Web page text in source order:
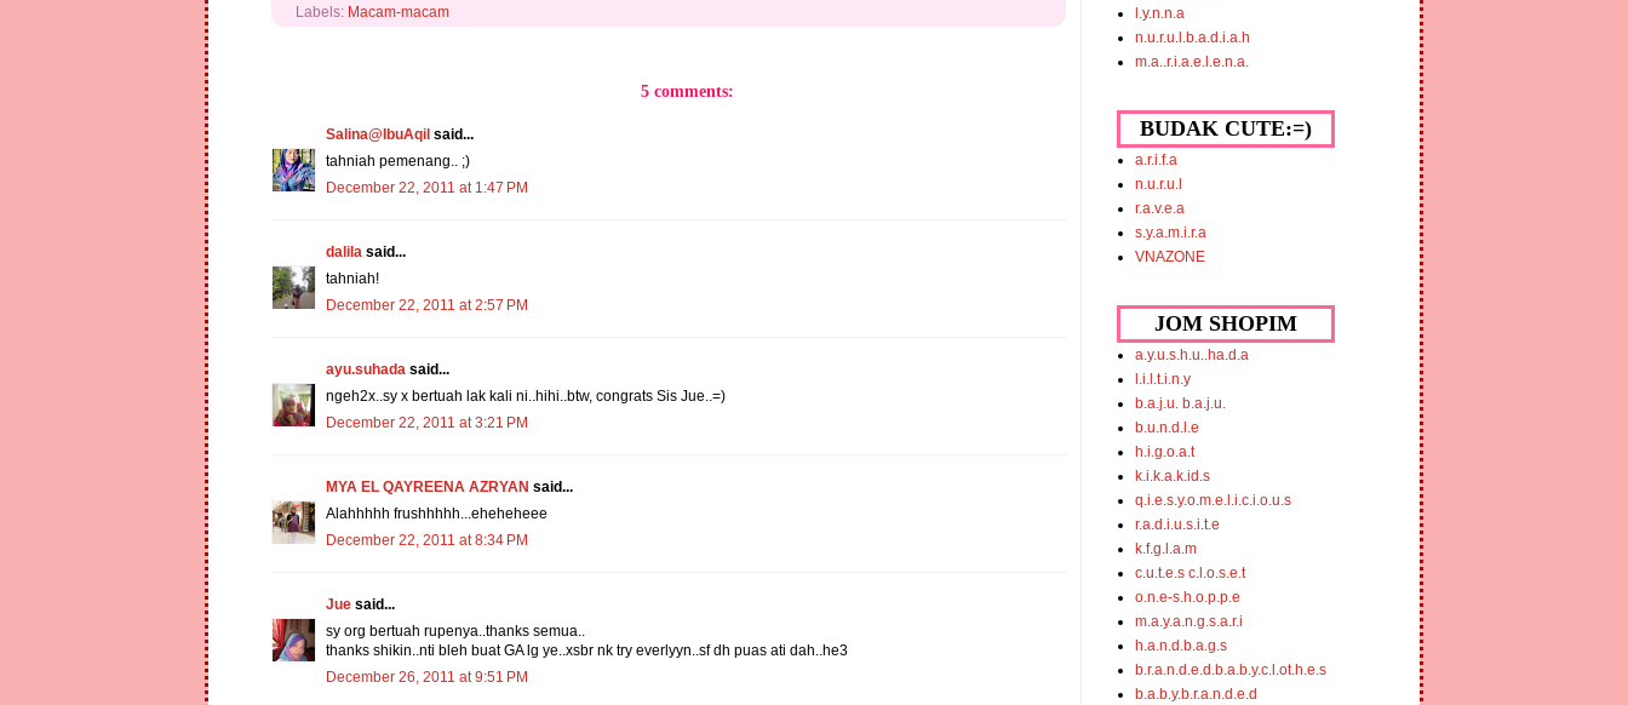
Labels: Macam-macam
5 comments:
Salina@IbuAqil said...
tahniah pemenang.. ;)
December 22, 2011 at 1:47 PM
dalila said...
tahniah!
December 22, 2011 at 2:57 PM
ayu.suhada said...
ngeh2x..sy x bertuah lak kali ni..hihi..btw, congrats Sis Jue..=)
December 22, 2011 at 3:21 PM
MYA EL QAYREENA AZRYAN said...
Alahhhhh frushhhhh...eheheheee
December 22, 2011 at 8:34 PM
Jue said...
sy org bertuah rupenya..thanks semua..
thanks shikin..nti bleh buat GA lg ye..xsbr nk try everlyyn..sf dh puas ati dah..he3
December 26, 2011 at 9:51 PM
l.y.n.n.a
n.u.r.u.l.b.a.d.i.a.h
m.a..r.i.a.e.l.e.n.a.
BUDAK CUTE:=)
a.r.i.f.a
n.u.r.u.l
r.a.v.e.a
s.y.a.m.i.r.a
VNAZONE
JOM SHOPIM
a.y.u.s.h.u..ha.d.a
l.i.l.t.i.n.y
b.a.j.u. b.a.j.u.
b.u.n.d.l.e
h.i.g.o.a.t
k.i.k.a.k.id.s
q.i.e.s.y.o.m.e.l.i.c.i.o.u.s
r.a.d.i.u.s.i.t.e
k.f.g.l.a.m
c.u.t.e.s c.l.o.s.e.t
o.n.e-s.h.o.p.p.e
m.a.y.a.n.g.s.a.r.i
h.a.n.d.b.a.g.s
b.r.a.n.d.e.d.b.a.b.y.c.l.ot.h.e.s
b.a.b.y.b.r.a.n.d.e.d